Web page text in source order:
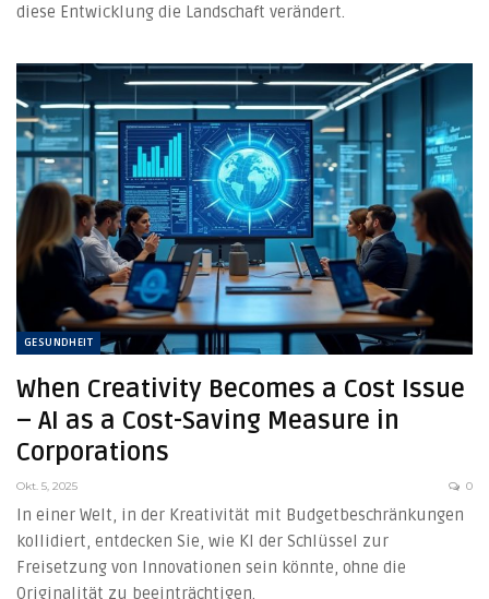
diese Entwicklung die Landschaft verändert.
GESUNDHEIT
When Creativity Becomes a Cost Issue
– AI as a Cost-Saving Measure in
Corporations
Okt. 5, 2025 0
In einer Welt, in der Kreativität mit Budgetbeschränkungen
kollidiert, entdecken Sie, wie KI der Schlüssel zur
Freisetzung von Innovationen sein könnte, ohne die
Originalität zu beeinträchtigen.